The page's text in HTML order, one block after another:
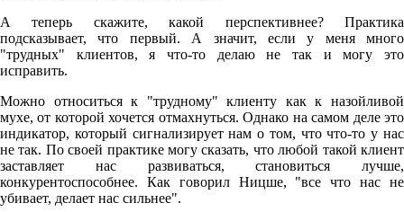
А теперь скажите, какой перспективнее? Практика
подсказывает, что первый. А значит, если у меня много
"трудных" клиентов, я что-то делаю не так и могу это
исправить.
Можно относиться к "трудному" клиенту как к назойливой
мухе, от которой хочется отмахнуться. Однако на самом деле это
индикатор, который сигнализирует нам о том, что что-то у нас
не так. По своей практике могу сказать, что любой такой клиент
заставляет нас развиваться, становиться лучше,
конкурентоспособнее. Как говорил Ницше, "все что нас не
убивает, делает нас сильнее".